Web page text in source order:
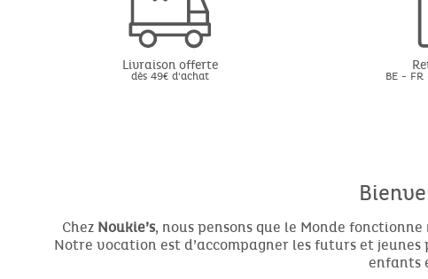
Livraison offerte
dès 49€ d'achat BE -
Chez Noukie’s, nous pensons que le Monde
Notre vocation est d’accompagner les futurs et
enfants